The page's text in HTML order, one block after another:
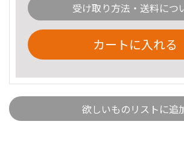
受け取り方法・送料につ
カートに入れる
欲しいものリストに追